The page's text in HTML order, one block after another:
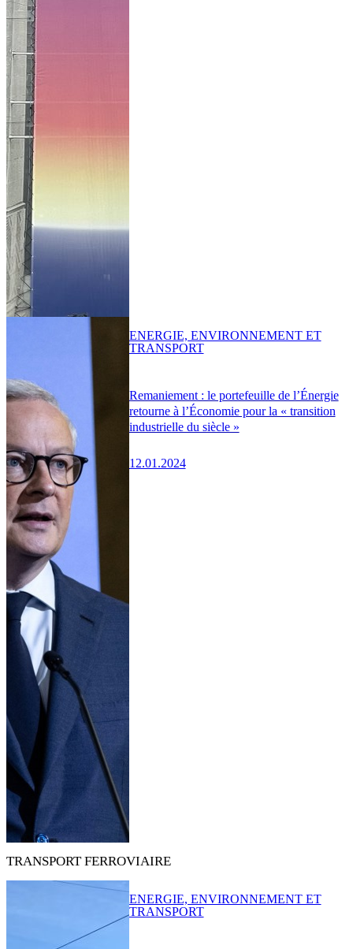
Remaniement : le portefeuille de l’Énergie
retourne à l’Économie pour la « transition
industrielle du siècle »
12.01.2024
ENERGIE, ENVIRONNEMENT ET
TRANSPORT
TRANSPORT FERROVIAIRE
ENERGIE, ENVIRONNEMENT ET
TRANSPORT